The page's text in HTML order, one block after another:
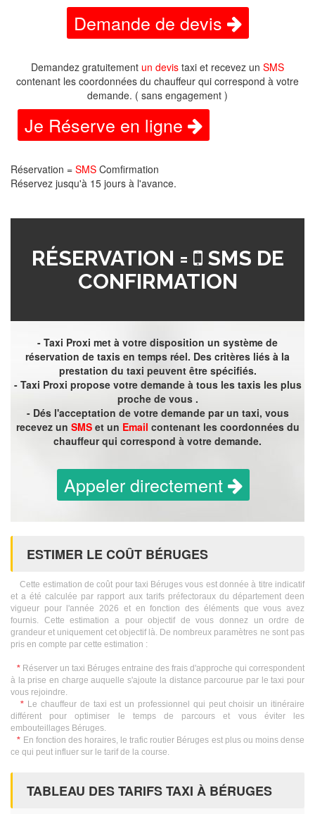
Demande de devis
Demandez gratuitement un devis taxi et recevez un SMS
contenant les coordonnées du chauffeur qui correspond à votre
demande. ( sans engagement )
Je Réserve en ligne
Réservation = SMS Comfirmation
Réservez jusqu'à 15 jours à l'avance.
RÉSERVATION =
SMS DE
CONFIRMATION
- Taxi Proxi met à votre disposition un système de
réservation de taxis en temps réel. Des critères liés à la
prestation du taxi peuvent être spécifiés.
- Taxi Proxi propose votre demande à tous les taxis les plus
proche de vous .
- Dés l'acceptation de votre demande par un taxi, vous
recevez un SMSet un Email contenant les coordonnées du
chauffeur qui correspond à votre demande.
Appeler directement
ESTIMER LE COÛT BÉRUGES
Cette estimation de coût pour taxi Béruges vous est donnée à titre indicatif
et a été calculée par rapport aux tarifs préfectoraux du département deen
vigueur pour l'année 2026 et en fonction des éléments que vous avez
fournis. Cette estimation a pour objectif de vous donnez un ordre de
grandeur et uniquement cet objectif là. De nombreux paramètres ne sont pas
pris en compte par cette estimation :
* Réserver un taxi Béruges entraine des frais d'approche qui correspondent
à la prise en charge auquelle s'ajoute la distance parcourue par le taxi pour
vous rejoindre.
* Le chauffeur de taxi est un professionnel qui peut choisir un itinéraire
différent pour optimiser le temps de parcours et vous éviter les
embouteillages Béruges.
* En fonction des horaires, le trafic routier Béruges est plus ou moins dense
ce qui peut influer sur le tarif de la course.
TABLEAU DES TARIFS TAXI À BÉRUGES